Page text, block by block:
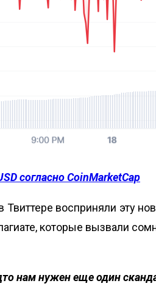
согласно CoinMarketCap
Твиттере восприняли эту
которые вызвали
нам нужен еще один